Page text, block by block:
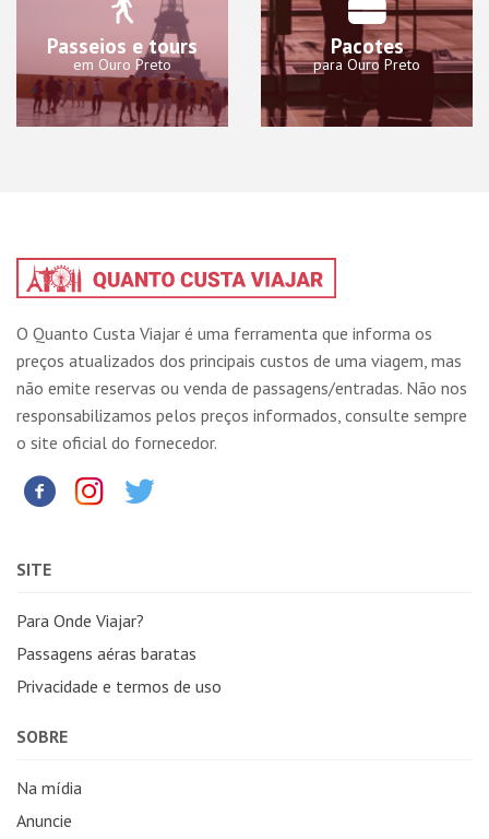
Passeios e tours
em Ouro Preto
Pacotes
para Ouro Preto
O Quanto Custa Viajar é uma ferramenta que informa os
preços atualizados dos principais custos de uma viagem, mas
não emite reservas ou venda de passagens/entradas. Não nos
responsabilizamos pelos preços informados, consulte sempre
o site oficial do fornecedor.
SITE
Para Onde Viajar?
Passagens aéras baratas
Privacidade e termos de uso
SOBRE
Na mídia
Anuncie